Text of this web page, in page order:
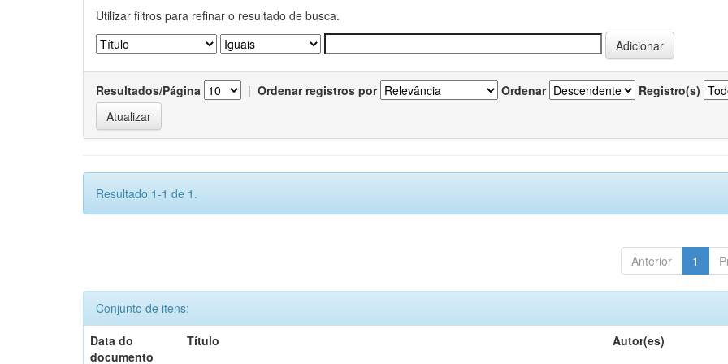
Utilizar filtros para refinar o resultado de busca.
Resultados/Página | Ordenar registros por Ordenar Registro(s)
Resultado 1-1 de 1.
Anterior 1
Conjunto de itens:
Data do
documento
Título Autor(es)